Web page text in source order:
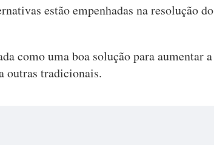
estão empenhadas na resolução do
como uma boa solução para aumentar a
outras tradicionais.